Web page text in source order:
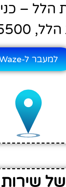
הלל –
1225500
למעבר ל-Waze